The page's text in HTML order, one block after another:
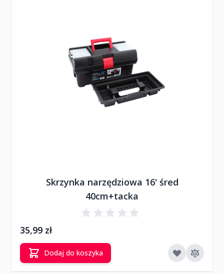
Skrzynka narzędziowa 16' śred
40cm+tacka
35,99 zł
Dodaj do koszyka